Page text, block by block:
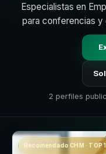
Especialistas en
para conferencias
2 perfiles
Recomendado CHM · TOP 1